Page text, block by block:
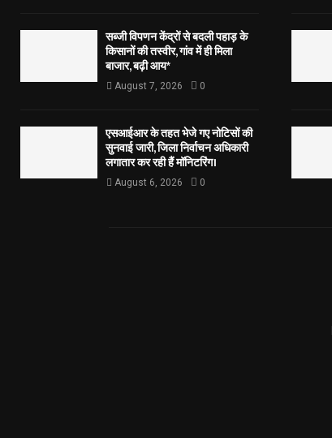
सब्जी विपणन केंद्रों से बदली पहाड़ के
किसानों की तस्वीर, गांव में ही मिला
बाजार, बढ़ी आय*
August 7, 2026 0
एसआईआर के तहत भेजे गए नोटिसों की
सुनवाई जारी, जिला निर्वाचन अधिकारी
लगातार कर रही हैं मॉनिटरिंग।
August 6, 2026 0